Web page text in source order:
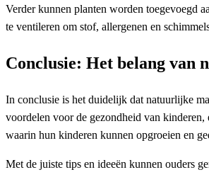
Verder kunnen planten worden toegevoegd
te ventileren om stof, allergenen en
Conclusie: Het belang van
In conclusie is het duidelijk dat natuurlijke
voordelen voor de gezondheid van
waarin hun kinderen kunnen opgroeien en
Met de juiste tips en ideeën kunnen ouders